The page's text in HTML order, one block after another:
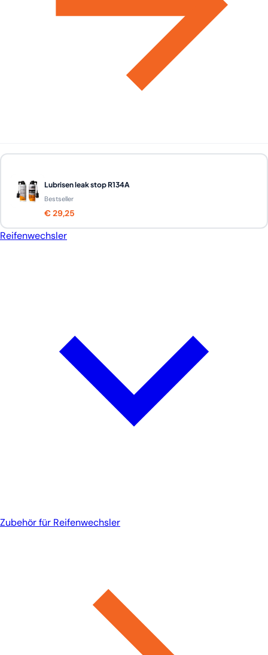
Lubrisen leak stop R134A
Bestseller
€ 29,25
Reifenwechsler
Zubehör für Reifenwechsler